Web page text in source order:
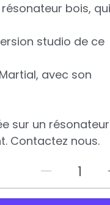
bois, qui
studio de ce
avec son
sur un résonateur
Contactez nous.